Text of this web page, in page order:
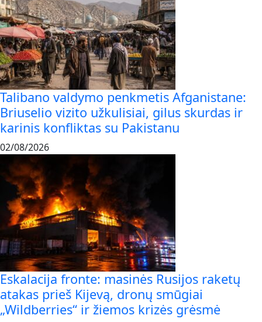
Talibano valdymo penkmetis Afganistane:
Briuselio vizito užkulisiai, gilus skurdas ir
karinis konfliktas su Pakistanu
02/08/2026
Eskalacija fronte: masinės Rusijos raketų
atakas prieš Kijevą, dronų smūgiai
„Wildberries“ ir žiemos krizės grėsmė